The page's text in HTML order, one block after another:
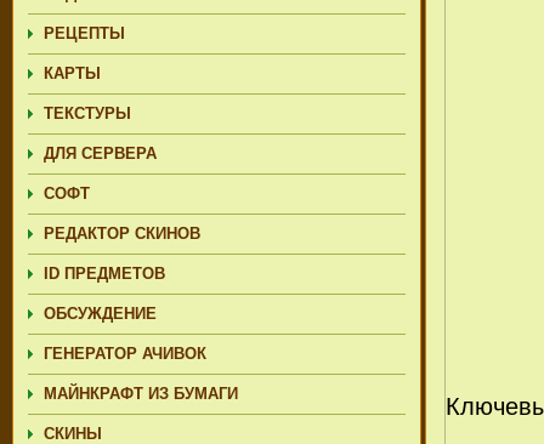
РЕЦЕПТЫ
КАРТЫ
ТЕКСТУРЫ
ДЛЯ СЕРВЕРА
СОФТ
РЕДАКТОР СКИНОВ
ID ПРЕДМЕТОВ
ОБСУЖДЕНИЕ
ГЕНЕРАТОР АЧИВОК
МАЙНКРАФТ ИЗ БУМАГИ
СКИНЫ